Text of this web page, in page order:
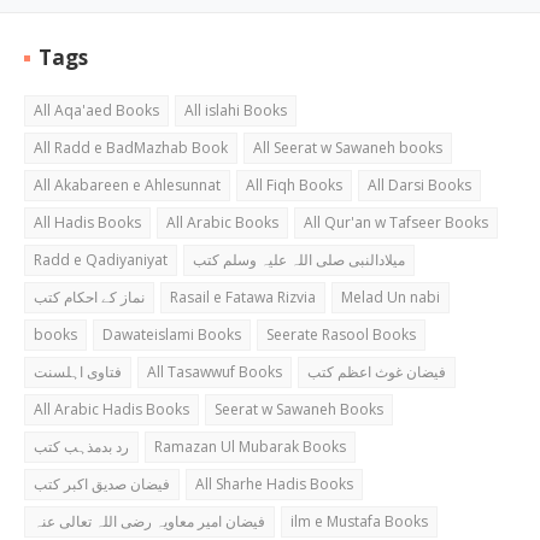
Tags
All Aqa'aed Books
All islahi Books
All Radd e BadMazhab Book
All Seerat w Sawaneh books
All Akabareen e Ahlesunnat
All Fiqh Books
All Darsi Books
All Hadis Books
All Arabic Books
All Qur'an w Tafseer Books
Radd e Qadiyaniyat
میلادالنبی صلی اللہ علیہ وسلم کتب
نماز کے احکام کتب
Rasail e Fatawa Rizvia
Melad Un nabi
books
Dawateislami Books
Seerate Rasool Books
فتاوی اہلسنت
All Tasawwuf Books
فیضان غوث اعظم کتب
All Arabic Hadis Books
Seerat w Sawaneh Books
رد بدمذہب کتب
Ramazan Ul Mubarak Books
فیضان صدیق اکبر کتب
All Sharhe Hadis Books
فیضان امیر معاویہ رضی اللہ تعالی عنہ
ilm e Mustafa Books